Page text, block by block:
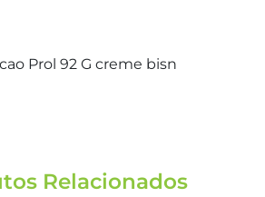
Prol 92 G creme bisn
Relacionados